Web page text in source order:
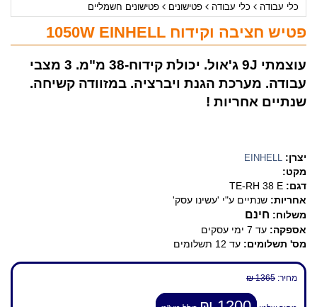
כלי עבודה כלי עבודה פטישונים פטישונים חשמליים
פטיש חציבה וקידוח 1050W EINHELL
עוצמתי 9J ג'אול. יכולת קידוח-38 מ"מ. 3 מצבי
עבודה. מערכת הגנת ויברציה. במזוודה קשיחה.
שנתיים אחריות !
יצרן: EINHELL
מקט:
דגם: TE-RH 38 E
אחריות: שנתיים ע"י 'עשינו עסק'
משלוח: חינם
אספקה: עד 7 ימי עסקים
מס' תשלומים: עד 12 תשלומים
מחיר: 1365 ₪